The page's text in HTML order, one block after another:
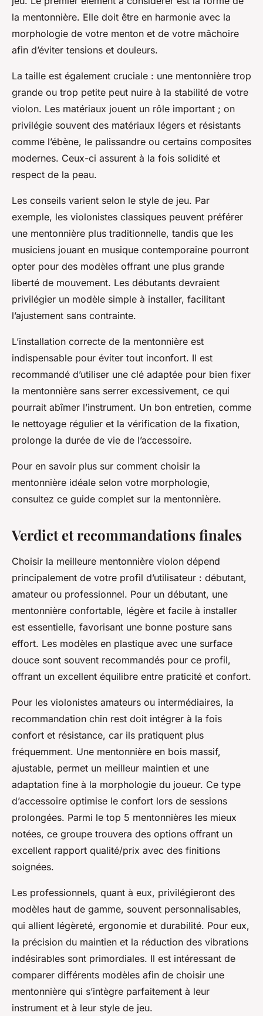
la mentonnière. Elle doit être en harmonie avec la
morphologie de votre menton et de votre mâchoire
afin d’éviter tensions et douleurs.
La taille est également cruciale : une mentonnière trop
grande ou trop petite peut nuire à la stabilité de votre
violon. Les matériaux jouent un rôle important ; on
privilégie souvent des matériaux légers et résistants
comme l’ébène, le palissandre ou certains composites
modernes. Ceux-ci assurent à la fois solidité et
respect de la peau.
Les conseils varient selon le style de jeu. Par
exemple, les violonistes classiques peuvent préférer
une mentonnière plus traditionnelle, tandis que les
musiciens jouant en musique contemporaine pourront
opter pour des modèles offrant une plus grande
liberté de mouvement. Les débutants devraient
privilégier un modèle simple à installer, facilitant
l’ajustement sans contrainte.
L’installation correcte de la mentonnière est
indispensable pour éviter tout inconfort. Il est
recommandé d’utiliser une clé adaptée pour bien fixer
la mentonnière sans serrer excessivement, ce qui
pourrait abîmer l’instrument. Un bon entretien, comme
le nettoyage régulier et la vérification de la fixation,
prolonge la durée de vie de l’accessoire.
Pour en savoir plus sur comment choisir la
mentonnière idéale selon votre morphologie,
consultez ce guide complet sur la mentonnière.
Verdict et recommandations finales
Choisir la meilleure mentonnière violon dépend
principalement de votre profil d’utilisateur : débutant,
amateur ou professionnel. Pour un débutant, une
mentonnière confortable, légère et facile à installer
est essentielle, favorisant une bonne posture sans
effort. Les modèles en plastique avec une surface
douce sont souvent recommandés pour ce profil,
offrant un excellent équilibre entre praticité et confort.
Pour les violonistes amateurs ou intermédiaires, la
recommandation chin rest doit intégrer à la fois
confort et résistance, car ils pratiquent plus
fréquemment. Une mentonnière en bois massif,
ajustable, permet un meilleur maintien et une
adaptation fine à la morphologie du joueur. Ce type
d’accessoire optimise le confort lors de sessions
prolongées. Parmi le top 5 mentonnières les mieux
notées, ce groupe trouvera des options offrant un
excellent rapport qualité/prix avec des finitions
soignées.
Les professionnels, quant à eux, privilégieront des
modèles haut de gamme, souvent personnalisables,
qui allient légèreté, ergonomie et durabilité. Pour eux,
la précision du maintien et la réduction des vibrations
indésirables sont primordiales. Il est intéressant de
comparer différents modèles afin de choisir une
mentonnière qui s’intègre parfaitement à leur
instrument et à leur style de jeu.